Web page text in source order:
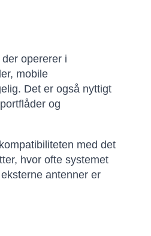
opererer i
mobile
Det er også nyttigt
og
med det
hvor ofte systemet
antenner er